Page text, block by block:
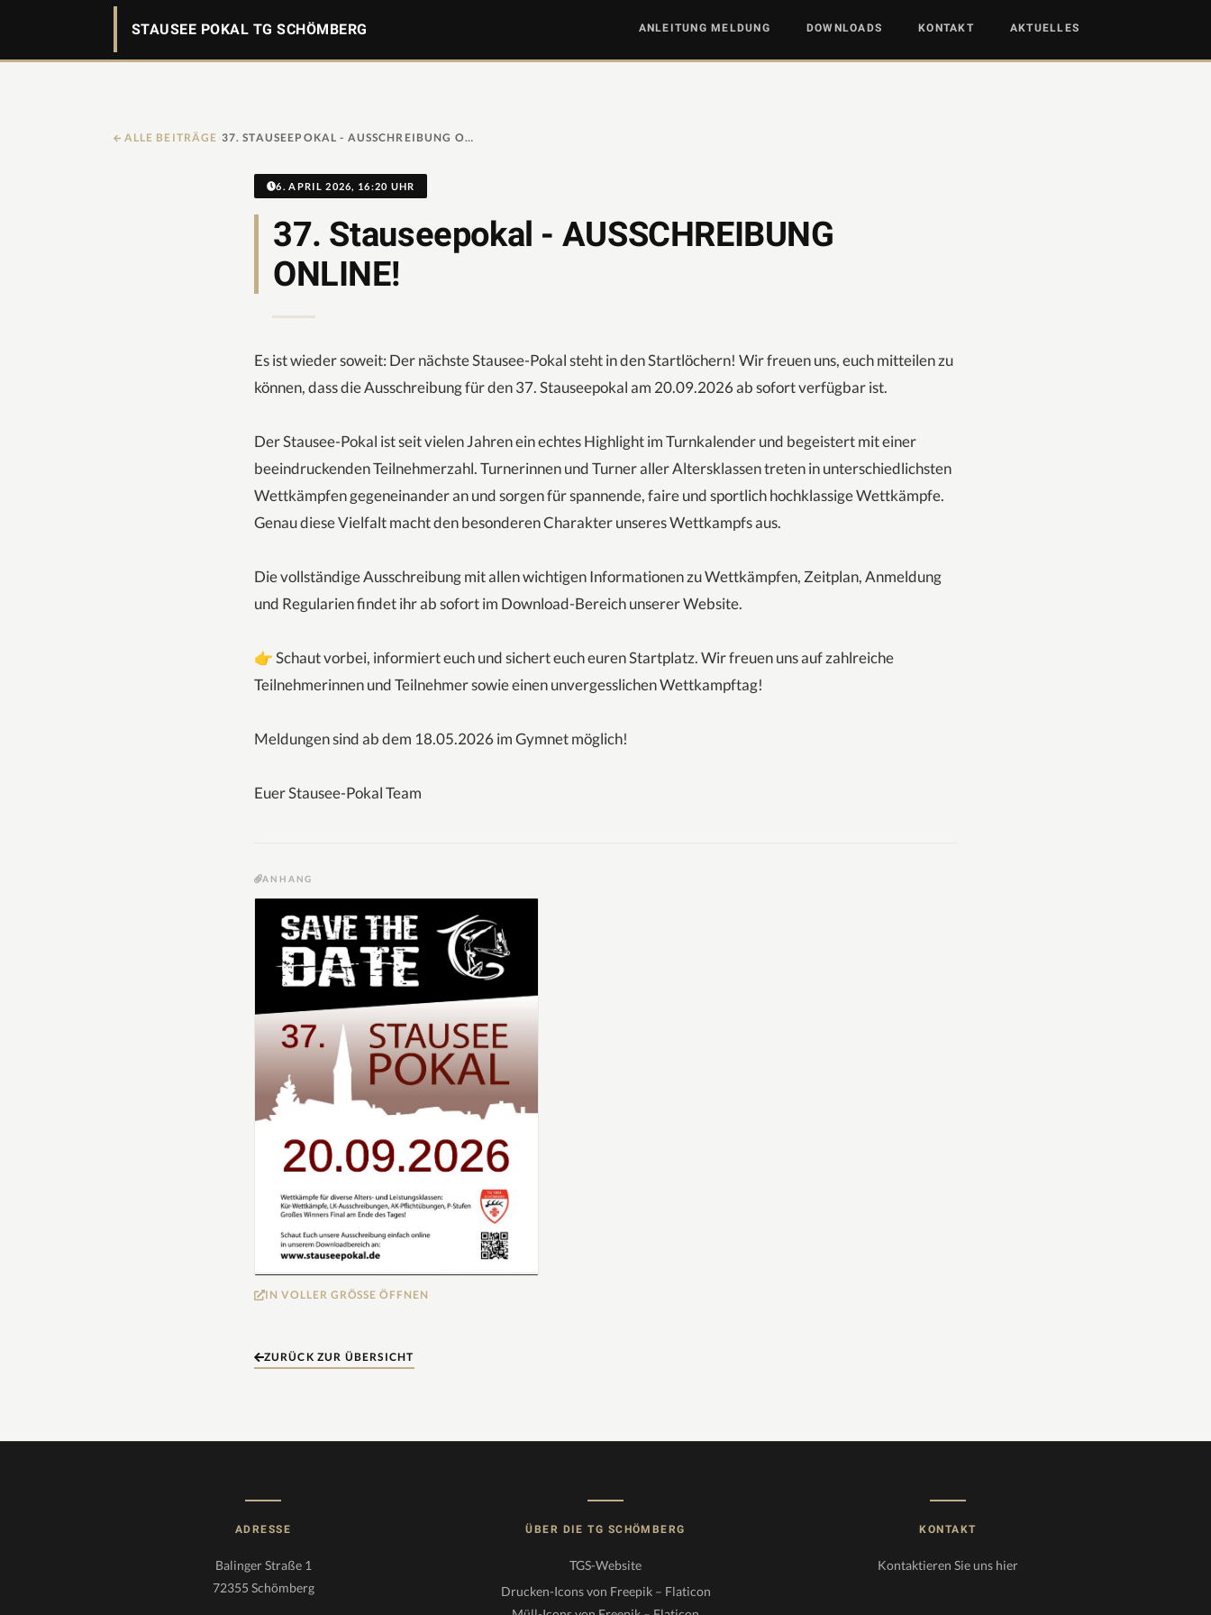
STAUSEE POKAL TG SCHÖMBERG ANLEITUNG MELDUNG DOWNLOADS KONTAKT AKTUELLES
ALLE BEITRÄGE 37. STAUSEEPOKAL - AUSSCHREIBUNG ONLINE!
6. APRIL 2026, 16:20 UHR
37. Stauseepokal - AUSSCHREIBUNG
ONLINE!
Es ist wieder soweit: Der nächste Stausee-Pokal steht in den Startlöchern! Wir freuen uns, euch mitteilen zu
können, dass die Ausschreibung für den 37. Stauseepokal am 20.09.2026 ab sofort verfügbar ist.
Der Stausee-Pokal ist seit vielen Jahren ein echtes Highlight im Turnkalender und begeistert mit einer
beeindruckenden Teilnehmerzahl. Turnerinnen und Turner aller Altersklassen treten in unterschiedlichsten
Wettkämpfen gegeneinander an und sorgen für spannende, faire und sportlich hochklassige Wettkämpfe.
Genau diese Vielfalt macht den besonderen Charakter unseres Wettkampfs aus.
Die vollständige Ausschreibung mit allen wichtigen Informationen zu Wettkämpfen, Zeitplan, Anmeldung
und Regularien findet ihr ab sofort im Download-Bereich unserer Website.
👉 Schaut vorbei, informiert euch und sichert euch euren Startplatz. Wir freuen uns auf zahlreiche
Teilnehmerinnen und Teilnehmer sowie einen unvergesslichen Wettkampftag!
Meldungen sind ab dem 18.05.2026 im Gymnet möglich!
Euer Stausee-Pokal Team
ANHANG
IN VOLLER GRÖSSE ÖFFNEN
ZURÜCK ZUR ÜBERSICHT
ADRESSE
Balinger Straße 1
72355 Schömberg
ÜBER DIE TG SCHÖMBERG
TGS-Website
Drucken-Icons von Freepik – Flaticon
KONTAKT
Kontaktieren Sie uns hier